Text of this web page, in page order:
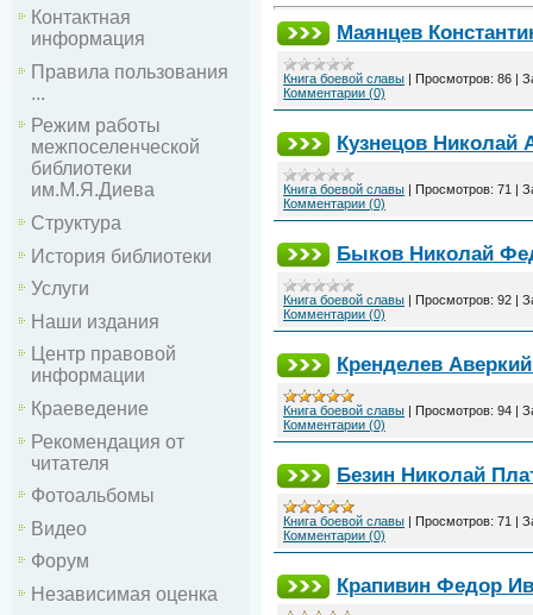
Контактная
информация
Правила пользования
...
Режим работы
межпоселенческой
библиотеки
им.М.Я.Диева
Структура
История библиотеки
Услуги
Наши издания
Центр правовой
информации
Краеведение
Рекомендация от
читателя
Фотоальбомы
Видео
Форум
Независимая оценка
Маянцев
Книга боевой славы | Просмотров: 86 |
Комментарии (0)
Кузнецов Николай
Книга боевой славы | Просмотров: 71 |
Комментарии (0)
Быков Николай
Книга боевой славы | Просмотров: 92 |
Комментарии (0)
Кренделев
Книга боевой славы | Просмотров: 94 |
Комментарии (0)
Безин Николай
Книга боевой славы | Просмотров: 71 |
Комментарии (0)
Крапивин Федор